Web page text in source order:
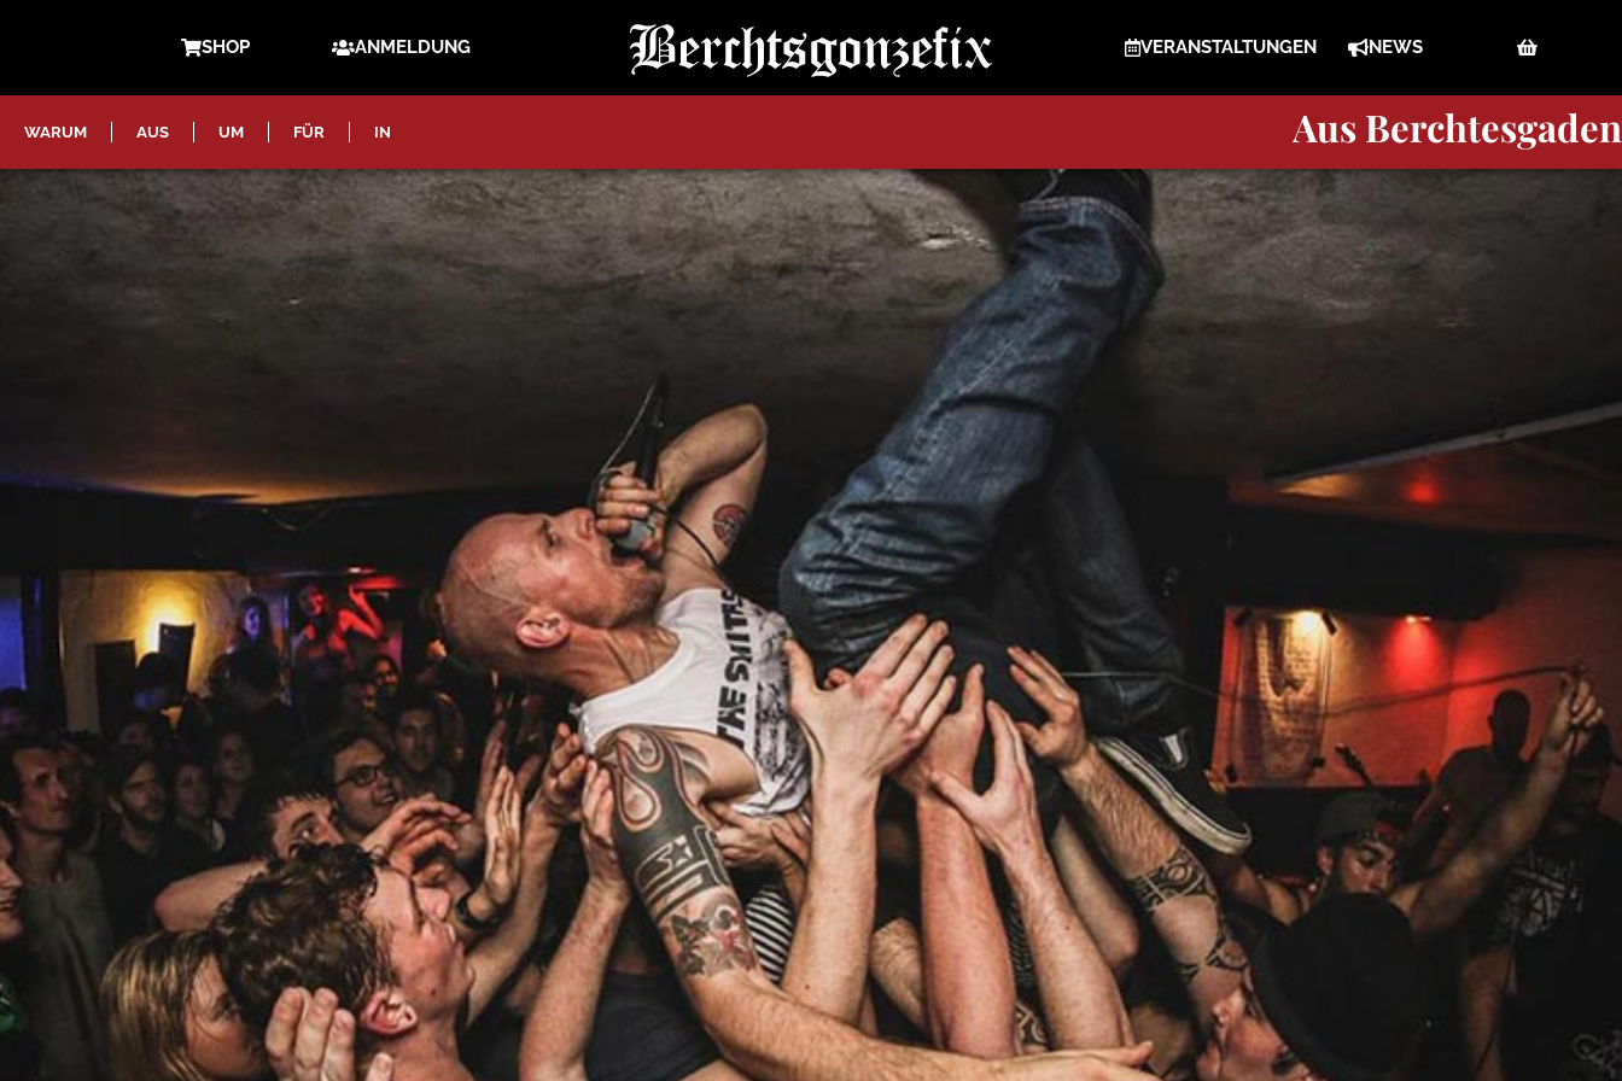
SHOP ANMELDUNG VERANSTALTUNGEN NEWS
WARUM AUS UM FÜR IN Berchtesgaden